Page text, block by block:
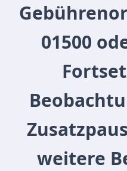
01500
weitere